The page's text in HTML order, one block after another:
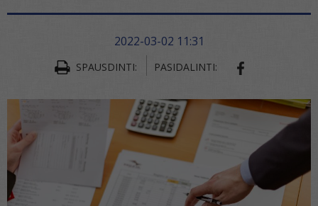
2022-03-02 11:31
SPAUSDINTI: PASIDALINTI: